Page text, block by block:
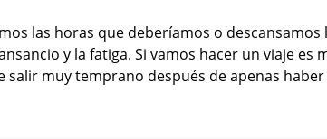
las horas que deberíamos o descansamos
y la fatiga. Si vamos hacer un viaje es
salir muy temprano después de apenas